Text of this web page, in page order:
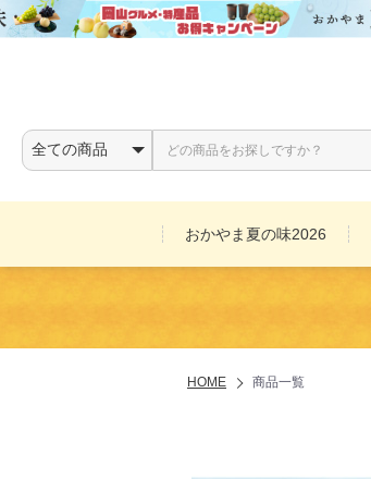
おかやま夏の味2026
HOME 商品一覧